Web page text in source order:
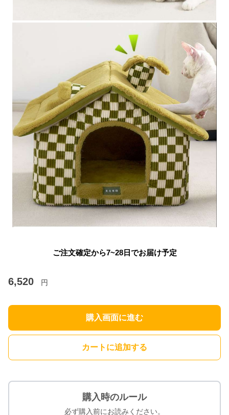
ご注文確定から7~28日でお届け予定
6,520 円
購入画面に進む
カートに追加する
購入時のルール
必ず購入前にお読みください。